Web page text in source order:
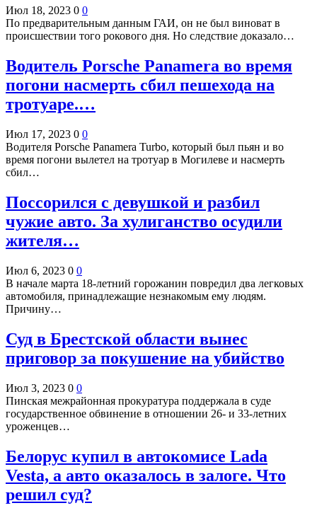
Июл 18, 2023 0 0
По предварительным данным ГАИ, он не был виноват в
происшествии того рокового дня. Но следствие доказало…
Водитель Porsche Panamera во время
погони насмерть сбил пешехода на
тротуаре.…
Июл 17, 2023 0 0
Водителя Porsche Panamera Turbo, который был пьян и во
время погони вылетел на тротуар в Могилеве и насмерть
сбил…
Поссорился с девушкой и разбил
чужие авто. За хулиганство осудили
жителя…
Июл 6, 2023 0 0
В начале марта 18-летний горожанин повредил два легковых
автомобиля, принадлежащие незнакомым ему людям.
Причину…
Суд в Брестской области вынес
приговор за покушение на убийство
Июл 3, 2023 0 0
Пинская межрайонная прокуратура поддержала в суде
государственное обвинение в отношении 26- и 33-летних
уроженцев…
Белорус купил в автокомисе Lada
Vesta, а авто оказалось в залоге. Что
решил суд?